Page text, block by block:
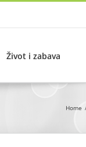
Život i zabava
Home